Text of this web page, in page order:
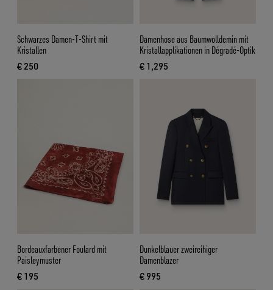
Schwarzes Damen-T-Shirt mit
Kristallen
€ 250
aktueller Preis € 250
Damenhose aus Baumwolldemin mit
Kristallapplikationen in Dégradé-Optik
€ 1,295
aktueller Preis € 1,295
Bordeauxfarbener Foulard mit
Paisleymuster
€ 195
aktueller Preis € 195
Dunkelblauer zweireihiger
Damenblazer
€ 995
aktueller Preis € 995